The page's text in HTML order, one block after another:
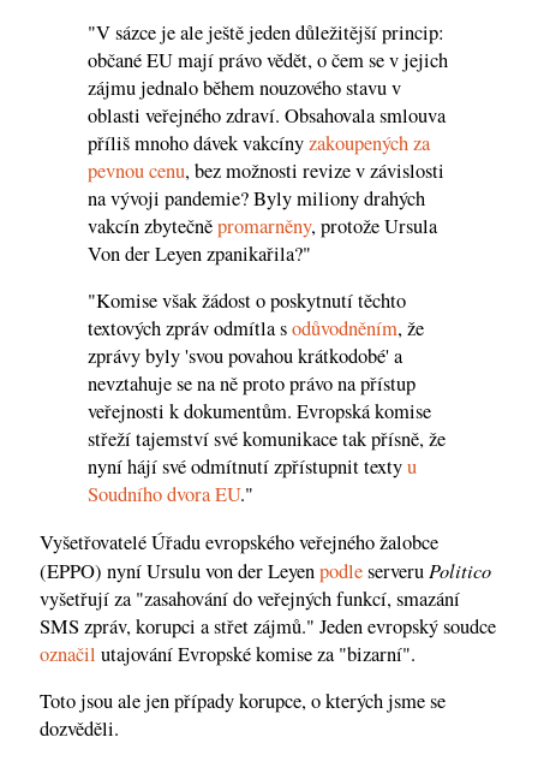
"V sázce je ale ještě jeden důležitější princip:
občané EU mají právo vědět, o čem se v jejich
zájmu jednalo během nouzového stavu v
oblasti veřejného zdraví. Obsahovala smlouva
příliš mnoho dávek vakcínyzakoupených za
pevnou cenu, bez možnosti revize v závislosti
na vývoji pandemie? Byly miliony drahých
vakcín zbytečněpromarněny, protože Ursula
Von der Leyen zpanikařila?"
"Komise však žádost o poskytnutí těchto
textových zpráv odmítla sodůvodněním, že
zprávy byly 'svou povahou krátkodobé' a
nevztahuje se na ně proto právo na přístup
veřejnosti k dokumentům. Evropská komise
střeží tajemství své komunikace tak přísně, že
nyní hájí své odmítnutí zpřístupnit textyu
Soudního dvora EU."
Vyšetřovatelé Úřadu evropského veřejného žalobce
(EPPO) nyní Ursulu von der Leyenpodleserveru Politico
vyšetřují za "zasahování do veřejných funkcí, smazání
SMS zpráv, korupci a střet zájmů." Jeden evropský soudce
označil utajování Evropské komise za "bizarní".
Toto jsou ale jen případy korupce, o kterých jsme se
dozvěděli.